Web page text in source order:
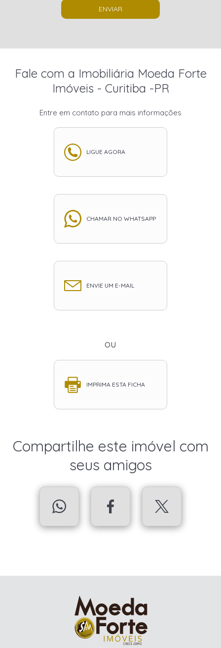
ENVIAR
Fale com a Imobiliária Moeda Forte
Imóveis - Curitiba -PR
Entre em contato para mais informações
LIGUE AGORA
CHAMAR NO WHATSAPP
ENVIE UM E-MAIL
ou
IMPRIMA ESTA FICHA
Compartilhe este imóvel com
seus amigos